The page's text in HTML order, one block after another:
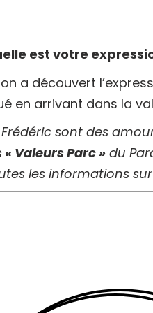
est votre
on a découvert
en arrivant dans la
sont des
Valeurs Parc » du
les informations